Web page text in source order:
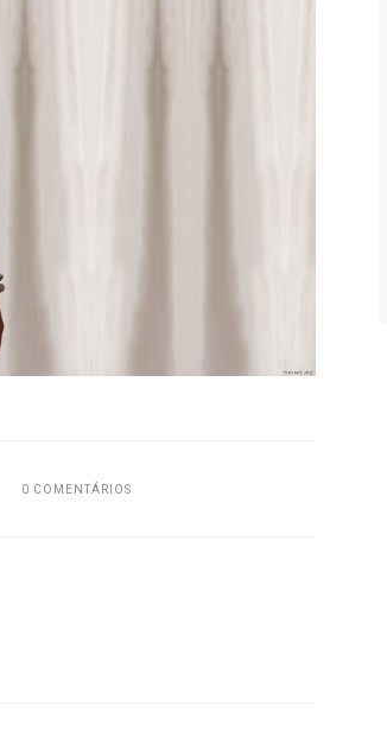
0 COMENTÁRIOS